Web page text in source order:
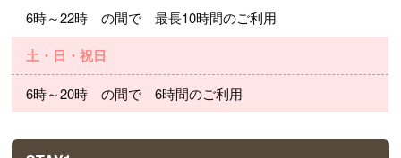
6時～22時　の間で　最長10時間のご利用
土・日・祝日
6時～20時　の間で　6時間のご利用